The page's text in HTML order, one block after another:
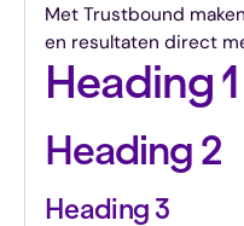
Met Trustbound
en resultaten direct
Heading 1
Heading 2
Heading 3